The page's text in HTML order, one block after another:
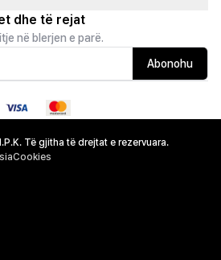
dhe të rejat
në blerjen e parë.
Abonohu
Të gjitha të drejtat e rezervuara.
Cookies